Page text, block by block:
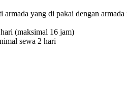
yang di pakai dengan
(maksimal 16 jam)
sewa 2 hari